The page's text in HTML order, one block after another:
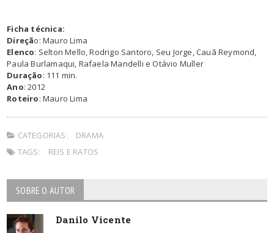
Ficha técnica:
Direção: Mauro Lima
Elenco: Selton Mello, Rodrigo Santoro, Seu Jorge, Cauã Reymond,
Paula Burlamaqui, Rafaela Mandelli e Otávio Muller
Duração: 111 min.
Ano: 2012
Roteiro: Mauro Lima
CATEGORIAS:
DRAMA
TAGS:
REIS E RATOS
SOBRE O AUTOR
Danilo Vicente